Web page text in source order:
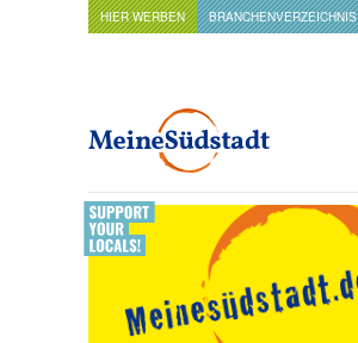
HIER WERBEN BRANCHENVERZEICHNIS